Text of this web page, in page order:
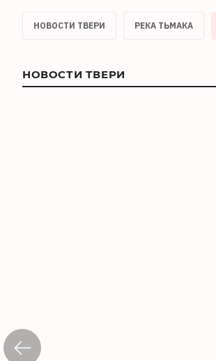
НОВОСТИ ТВЕРИ РЕКА ТЬМАКА
НОВОСТИ ТВЕРИ